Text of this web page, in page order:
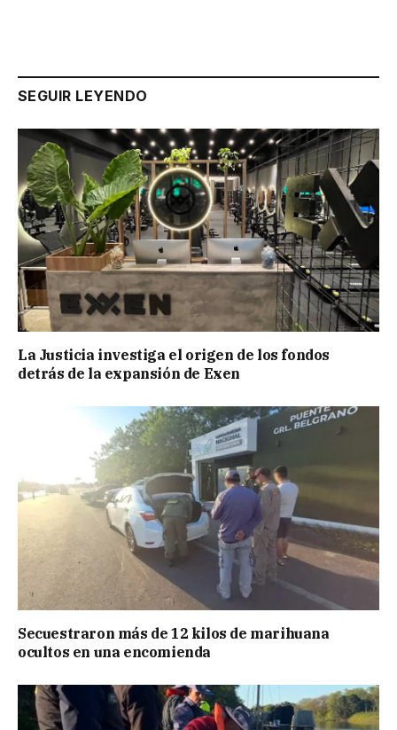
SEGUIR LEYENDO
La Justicia investiga el origen de los fondos
detrás de la expansión de Exen
Secuestraron más de 12 kilos de marihuana
ocultos en una encomienda